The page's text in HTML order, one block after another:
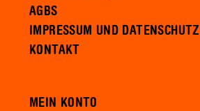
AGBS
IMPRESSUM UND DATENSCHUTZ
KONTAKT
MEIN KONTO